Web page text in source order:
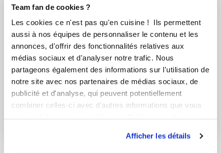
Team fan de cookies ?
Les cookies ce n'est pas qu'en cuisine ! Ils permettent
aussi à nos équipes de personnaliser le contenu et les
annonces, d'offrir des fonctionnalités relatives aux
médias sociaux et d'analyser notre trafic. Nous
partageons également des informations sur l'utilisation de
notre site avec nos partenaires de médias sociaux, de
publicité et d'analyse, qui peuvent potentiellement
combiner celles-ci avec d'autres informations que vous
Afficher les détails
misbeaa_1c21 loetitia62330